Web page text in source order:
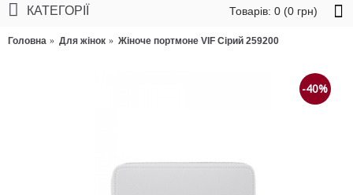
Товарів: 0 (0 грн)
КАТЕГОРІЇ
Головна Для жінок Жіноче портмоне VIF Сірий 259200
-40%